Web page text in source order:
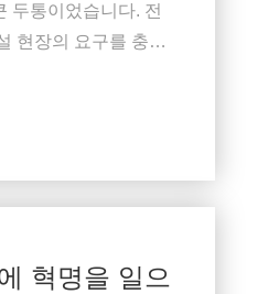
두통이었습니다. 전
현장의 요구를 충족
통신, 그리고맹...
혁명을 일으